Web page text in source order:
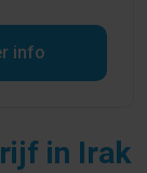
info
in Irak